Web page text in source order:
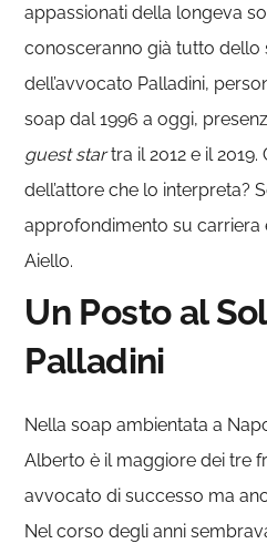
appassionati della longeva
conosceranno già tutto dello
dell’avvocato Palladini,
soap dal 1996 a oggi,
guest startra il 2012 e il 2019.
dell’attore che lo interpreta?
approfondimento su carriera
Aiello.
Un Posto al
Palladini
Nella soap ambientata a
Alberto è il maggiore dei tre
avvocato di successo ma
Nel corso degli anni